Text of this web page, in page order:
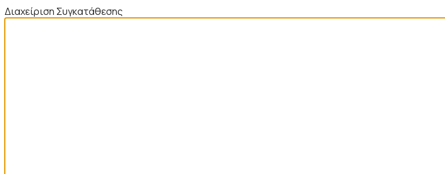
Διαχείριση Συγκατάθεσης